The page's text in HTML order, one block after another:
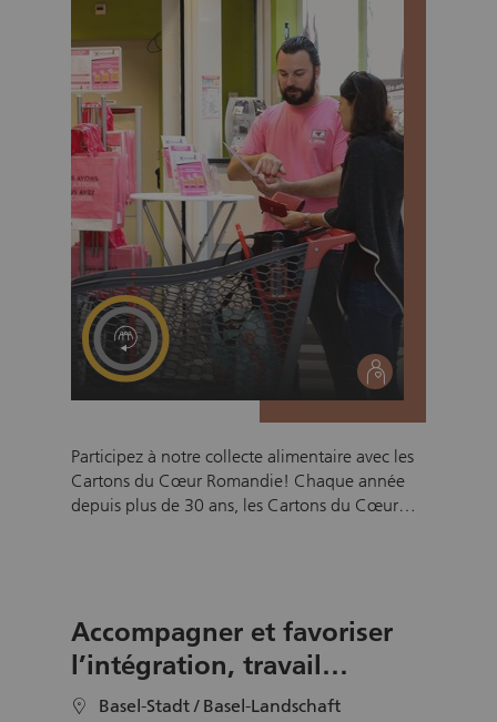
social
Participez à notre collecte alimentaire avec les
Cartons du Cœur Romandie! Chaque année
depuis plus de 30 ans, les Cartons du Cœur
nos 34 antennes en Suisse romande. Vous
souhaitez contribuer à la réussite de notre
prochaine collecte? Dans l’une de nos
enseignes partenaires, vous accueillerez et
Accompagner et favoriser
l’intégration, travail
bénévole en tandem.
location Basel-Stadt / Basel-Landschaft